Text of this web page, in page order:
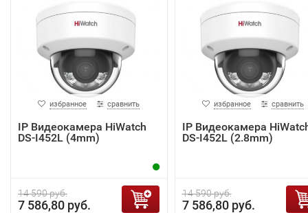
избранное сравнить
IP Видеокамера HiWatch
DS-I452L (4mm)
14 590 руб.
7 586,80 руб.
избранное сравнить
IP Видеокамера
DS-I452L (2.8mm)
14 590 руб.
7 586,80 руб.